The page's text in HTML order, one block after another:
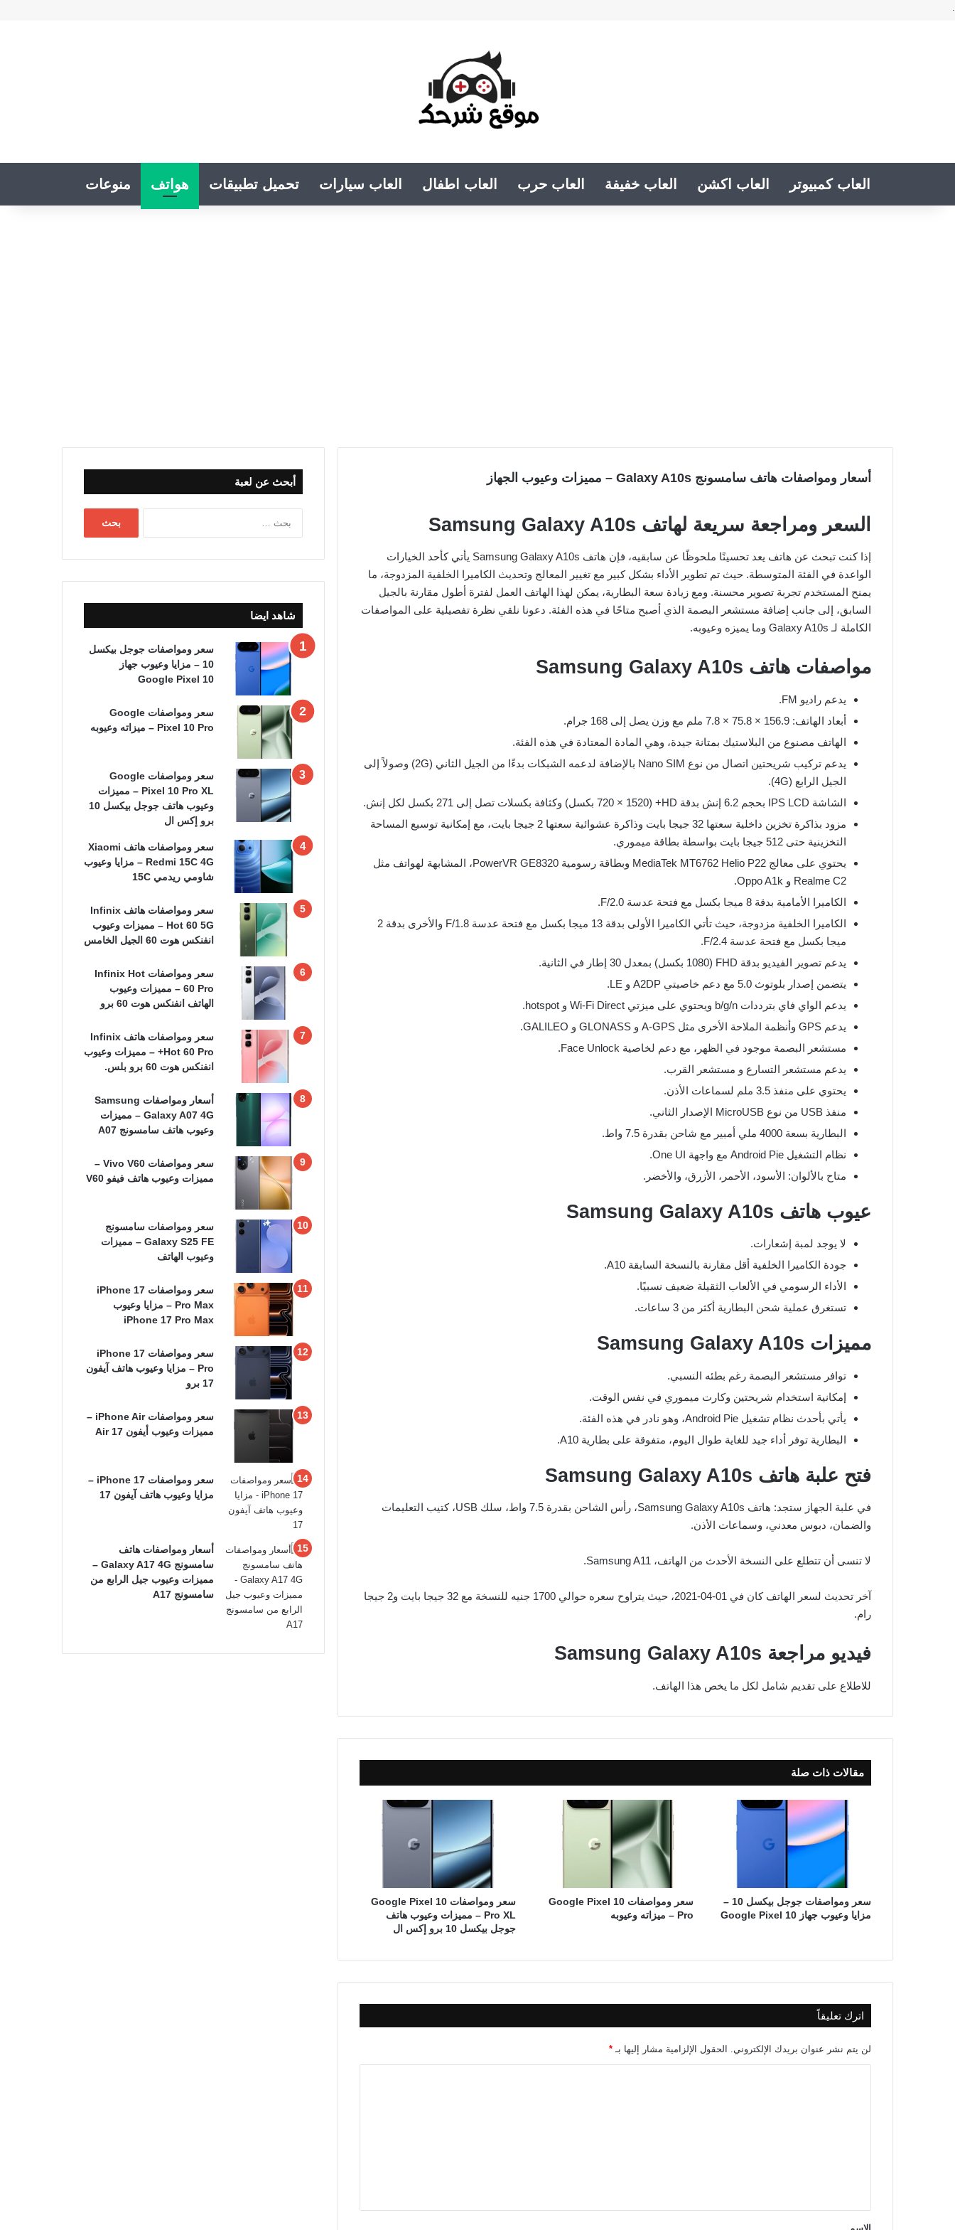
.
العاب كمبيوتر العاب اكشن العاب خفيفة العاب حرب العاب اطفال العاب سيارات تحميل تطبيقات هواتف منوعات
أسعار ومواصفات هاتف سامسونج Galaxy A10s – مميزات وعيوب الجهاز
السعر ومراجعة سريعة لهاتف Samsung Galaxy A10s
إذا كنت تبحث عن هاتف يعد تحسينًا ملحوظًا عن سابقيه، فإن هاتف Samsung Galaxy A10s يأتي كأحد الخيارات
الواعدة في الفئة المتوسطة. حيث تم تطوير الأداء بشكل كبير مع تغيير المعالج وتحديث الكاميرا الخلفية المزدوجة، ما
يمنح المستخدم تجربة تصوير محسنة. ومع زيادة سعة البطارية، يمكن لهذا الهاتف العمل لفترة أطول مقارنة بالجيل
السابق، إلى جانب إضافة مستشعر البصمة الذي أصبح متاحًا في هذه الفئة. دعونا نلقي نظرة تفصيلية على المواصفات
الكاملة لـ Galaxy A10s وما يميزه وعيوبه.
مواصفات هاتف Samsung Galaxy A10s
يدعم راديو FM.
أبعاد الهاتف: 156.9 × 75.8 × 7.8 ملم مع وزن يصل إلى 168 جرام.
الهاتف مصنوع من البلاستيك بمتانة جيدة، وهي المادة المعتادة في هذه الفئة.
يدعم تركيب شريحتين اتصال من نوع Nano SIM بالإضافة لدعمه الشبكات بدءًا من الجيل الثاني (2G) وصولاً إلى
الجيل الرابع (4G).
الشاشة IPS LCD بحجم 6.2 إنش بدقة HD+ (720 × 1520 بكسل) وكثافة بكسلات تصل إلى 271 بكسل لكل إنش.
مزود بذاكرة تخزين داخلية سعتها 32 جيجا بايت وذاكرة عشوائية سعتها 2 جيجا بايت، مع إمكانية توسيع المساحة
التخزينية حتى 512 جيجا بايت بواسطة بطاقة ميموري.
يحتوي على معالج MediaTek MT6762 Helio P22 وبطاقة رسومية PowerVR GE8320، المشابهة لهواتف مثل
Realme C2 و Oppo A1k.
الكاميرا الأمامية بدقة 8 ميجا بكسل مع فتحة عدسة F/2.0.
الكاميرا الخلفية مزدوجة، حيث تأتي الكاميرا الأولى بدقة 13 ميجا بكسل مع فتحة عدسة F/1.8 والأخرى بدقة 2
ميجا بكسل مع فتحة عدسة F/2.4.
يدعم تصوير الفيديو بدقة FHD (1080 بكسل) بمعدل 30 إطار في الثانية.
يتضمن إصدار بلوتوث 5.0 مع دعم خاصيتي A2DP و LE.
يدعم الواي فاي بترددات b/g/n ويحتوي على ميزتي Wi-Fi Direct و hotspot.
يدعم GPS وأنظمة الملاحة الأخرى مثل A-GPS و GLONASS و GALILEO.
مستشعر البصمة موجود في الظهر، مع دعم لخاصية Face Unlock.
يدعم مستشعر التسارع و مستشعر القرب.
يحتوي على منفذ 3.5 ملم لسماعات الأذن.
منفذ USB من نوع MicroUSB الإصدار الثاني.
البطارية بسعة 4000 ملي أمبير مع شاحن بقدرة 7.5 واط.
نظام التشغيل Android Pie مع واجهة One UI.
متاح بالألوان: الأسود، الأحمر، الأزرق، والأخضر.
عيوب هاتف Samsung Galaxy A10s
لا يوجد لمبة إشعارات.
جودة الكاميرا الخلفية أقل مقارنة بالنسخة السابقة A10.
الأداء الرسومي في الألعاب الثقيلة ضعيف نسبيًا.
تستغرق عملية شحن البطارية أكثر من 3 ساعات.
مميزات Samsung Galaxy A10s
توافر مستشعر البصمة رغم بطئه النسبي.
إمكانية استخدام شريحتين وكارت ميموري في نفس الوقت.
يأتي بأحدث نظام تشغيل Android Pie، وهو نادر في هذه الفئة.
البطارية توفر أداء جيد للغاية طوال اليوم، متفوقة على بطارية A10.
فتح علبة هاتف Samsung Galaxy A10s
في علبة الجهاز ستجد: هاتف Samsung Galaxy A10s، رأس الشاحن بقدرة 7.5 واط، سلك USB، كتيب التعليمات
والضمان، دبوس معدني، وسماعات الأذن.
لا تنسى أن تتطلع على النسخة الأحدث من الهاتف، Samsung A11.
آخر تحديث لسعر الهاتف كان في 01-04-2021، حيث يتراوح سعره حوالي 1700 جنيه للنسخة مع 32 جيجا بايت و2 جيجا
رام.
فيديو مراجعة Samsung Galaxy A10s
للاطلاع على تقديم شامل لكل ما يخص هذا الهاتف.
مقالات ذات صلة
سعر ومواصفات جوجل بيكسل 10 –
مزايا وعيوب جهاز Google Pixel 10
سعر ومواصفات Google Pixel 10
Pro – ميزاته وعيوبه
سعر ومواصفات Google Pixel 10
Pro XL – مميزات وعيوب هاتف
جوجل بيكسل 10 برو إكس ال
اترك تعليقاً
لن يتم نشر عنوان بريدك الإلكتروني. الحقول الإلزامية مشار إليها بـ *
*
أبحث عن لعبة
شاهد ايضا
سعر ومواصفات جوجل بيكسل
10 – مزايا وعيوب جهاز
Google Pixel 10
سعر ومواصفات Google
Pixel 10 Pro – ميزاته وعيوبه
سعر ومواصفات Google
Pixel 10 Pro XL – مميزات
وعيوب هاتف جوجل بيكسل 10
برو إكس ال
سعر ومواصفات هاتف Xiaomi
Redmi 15C 4G – مزايا وعيوب
شاومي ريدمي 15C
سعر ومواصفات هاتف Infinix
Hot 60 5G – مميزات وعيوب
انفنكس هوت 60 الجيل الخامس
سعر ومواصفات Infinix Hot
60 Pro – مميزات وعيوب
الهاتف انفنكس هوت 60 برو
سعر ومواصفات هاتف Infinix
Hot 60 Pro+ – مميزات وعيوب
انفنكس هوت 60 برو بلس.
أسعار ومواصفات Samsung
Galaxy A07 4G – مميزات
وعيوب هاتف سامسونج A07
سعر ومواصفات Vivo V60 –
مميزات وعيوب هاتف فيفو V60
سعر ومواصفات سامسونج
Galaxy S25 FE – مميزات
وعيوب الهاتف
سعر ومواصفات iPhone 17
Pro Max – مزايا وعيوب
iPhone 17 Pro Max
سعر ومواصفات iPhone 17
Pro – مزايا وعيوب هاتف آيفون
17 برو
سعر ومواصفات iPhone Air –
مميزات وعيوب أيفون 17 Air
سعر ومواصفات iPhone 17 –
مزايا وعيوب هاتف آيفون 17
أسعار ومواصفات هاتف
سامسونج Galaxy A17 4G –
مميزات وعيوب جيل الرابع من
سامسونج A17